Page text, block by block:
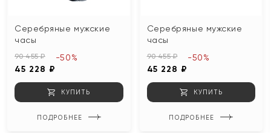
Серебряные мужские
часы
90 455 ₽
45 228 ₽
-50%
КУПИТЬ
ПОДРОБНЕЕ
Серебряные мужские
часы
90 455 ₽
45 228 ₽
-50%
КУПИТЬ
ПОДРОБНЕЕ